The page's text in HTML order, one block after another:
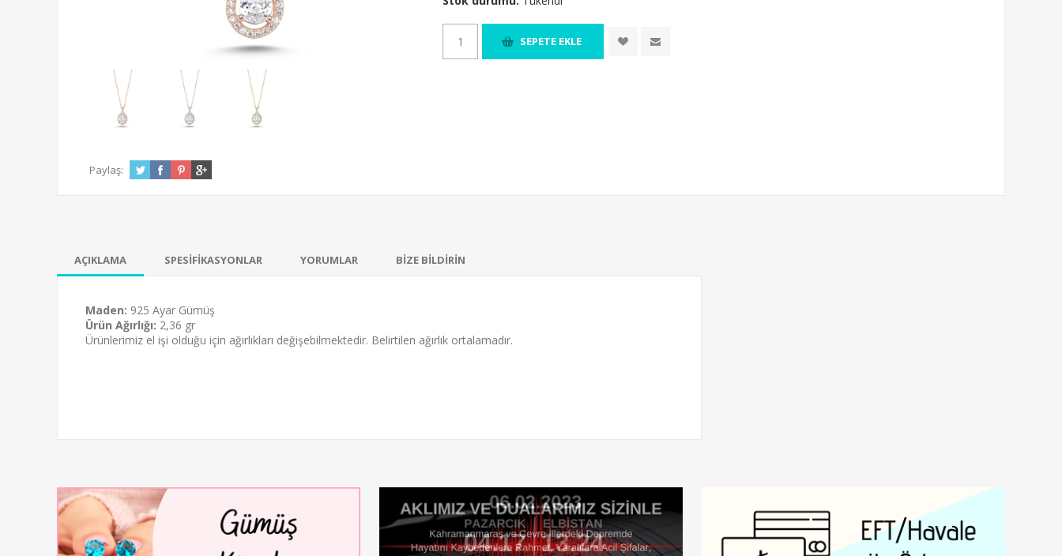
Paylaş:
AÇIKLAMA SPESİFİKASYONLAR YORUMLAR BİZE BİLDİRİN
Maden: 925 Ayar Gümüş
Ürün Ağırlığı: 2,36 gr
Ürünlerimiz el işi olduğu için ağırlıkları değişebilmektedir. Belirtilen ağırlık ortalamadır.